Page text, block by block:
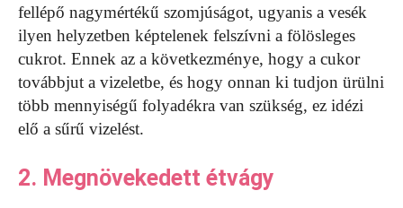
fellépő nagymértékű szomjúságot, ugyanis a vesék
ilyen helyzetben képtelenek felszívni a fölösleges
cukrot. Ennek az a következménye, hogy a cukor
továbbjut a vizeletbe, és hogy onnan ki tudjon ürülni
több mennyiségű folyadékra van szükség, ez idézi
elő a sűrű vizelést.
2. Megnövekedett étvágy